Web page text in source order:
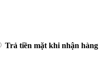
Trả tiền mặt khi nhận hàng